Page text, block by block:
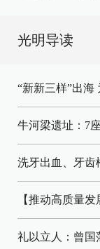
光明导读
“新新三样”出海
牛河梁遗址：7
洗牙出血、牙齿
【推动高质量
礼以立人：曾国